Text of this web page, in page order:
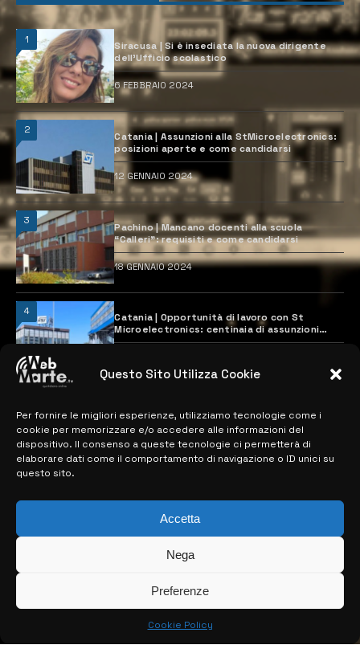
Questo Sito Utilizza Cookie
Per fornire le migliori esperienze, utilizziamo tecnologie come i
cookie per memorizzare e/o accedere alle informazioni del
dispositivo. Il consenso a queste tecnologie ci permetterà di
elaborare dati come il comportamento di navigazione o ID unici su
questo sito.
Accetta
Nega
Preferenze
Cookie Policy
1
Siracusa | Si è insediata la nuova dirigente
dell’Ufficio scolastico
6 FEBBRAIO 2024
2
Catania | Assunzioni alla StMicroelectronics:
posizioni aperte e come candidarsi
12 GENNAIO 2024
3
Pachino | Mancano docenti alla scuola
“Calleri”: requisiti e come candidarsi
18 GENNAIO 2024
4
Catania | Opportunità di lavoro con St
Microelectronics: centinaia di assunzioni
previste
MAPPA DEL SITO
> NOTIZIE